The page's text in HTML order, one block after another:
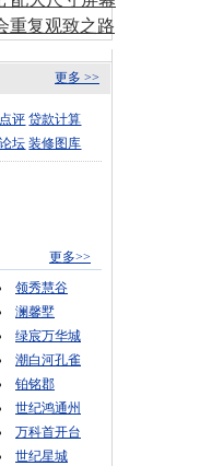
重复观致之路
更多 >>
评 贷款计算
坛 装修图库
更多>>
领秀慧谷
澜馨墅
绿宸万华城
潮白河孔雀
铂铭郡
世纪鸿通州
万科首开台
世纪星城